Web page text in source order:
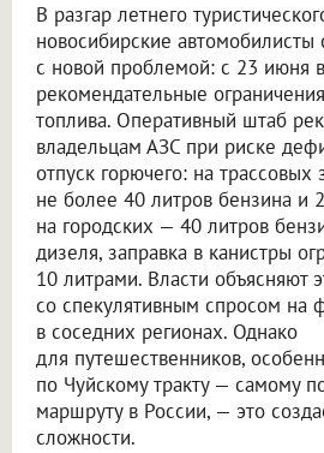
В разгар летнего
новосибирские автомобилисты
с новой проблемой: с 23 июня
рекомендательные
топлива. Оперативный штаб
владельцам АЗС при риске
отпуск горючего: на трассовых
не более 40 литров бензина и
на городских — 40 литров
дизеля, заправка в канистры
10 литрами. Власти объясняют
со спекулятивным спросом на
в соседних регионах. Однако
для путешественников,
по Чуйскому тракту — самому
маршруту в России, — это
сложности.